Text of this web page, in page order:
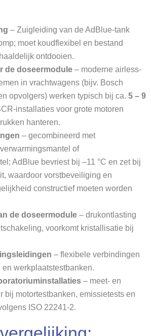
– Zuigleiding van de AdBlue-tank
moet koudflexibel en bestand
ontdooien.
de doseermodule – moderne airless-
in vrachtwagens (bijv. Bosch
opvolgers) werken typisch bij ca. 5 – 9
installaties voor grote motoren
hanteren.
– gecombineerd met
of
AdBlue bevriest bij –11 °C en zet bij
waardoor vorstbeveiliging en
constructief moeten worden
de doseermodule – drukontlasting
voorkomt kristallisatie bij
– flexibele verbindingen
werkplaatstestbanken.
– meet- en
bij motortestbanken, emissietests en
ISO 22241-2.